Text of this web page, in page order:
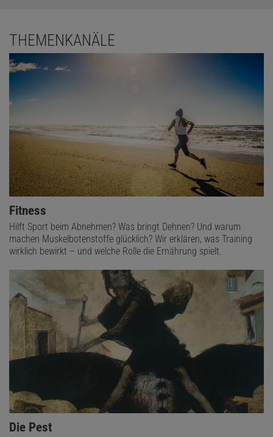
THEMENKANÄLE
Fitness
Hilft Sport beim Abnehmen? Was bringt Dehnen? Und warum
machen Muskelbotenstoffe glücklich? Wir erklären, was Training
wirklich bewirkt – und welche Rolle die Ernährung spielt.
Die Pest